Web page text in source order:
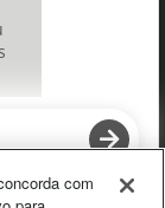
b
r
e com